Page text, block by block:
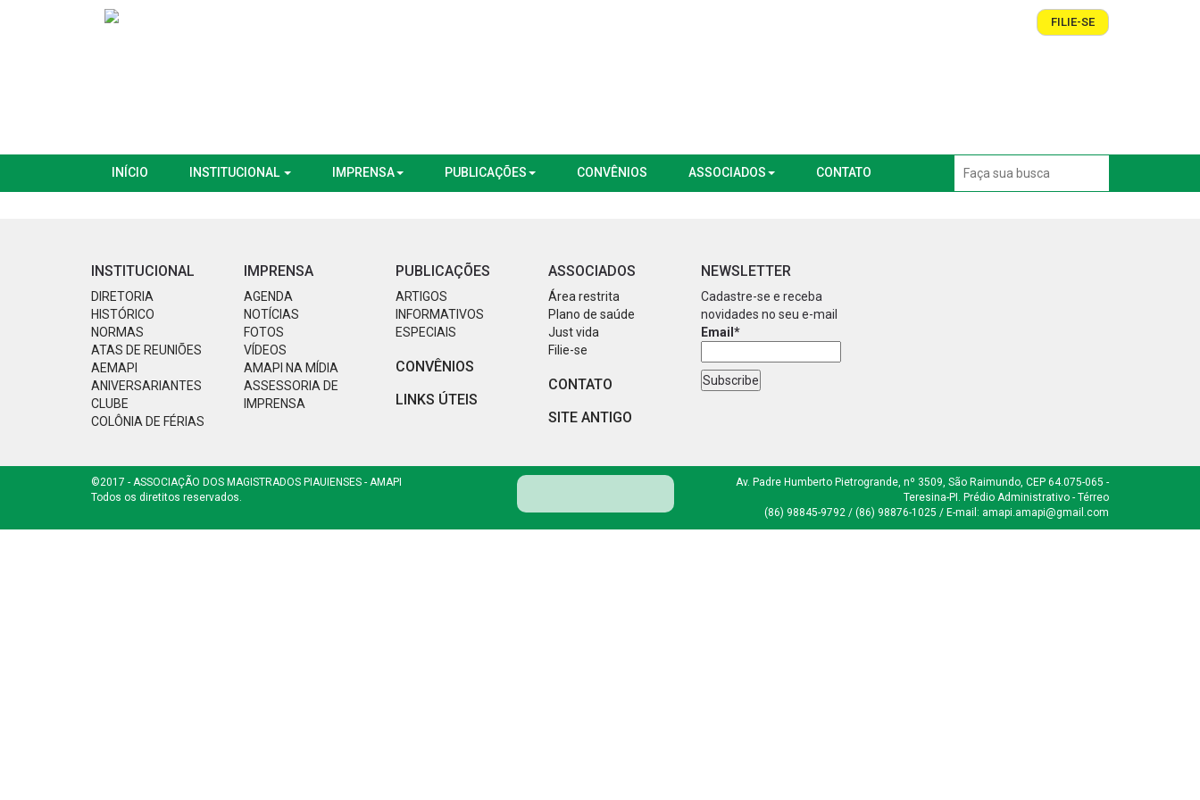
FILIE-SE
INÍCIO INSTITUCIONAL IMPRENSA PUBLICAÇÕES CONVÊNIOS ASSOCIADOS CONTATO
INSTITUCIONAL
DIRETORIA
HISTÓRICO
NORMAS
ATAS DE REUNIÕES
AEMAPI
ANIVERSARIANTES
CLUBE
COLÔNIA DE FÉRIAS
IMPRENSA
AGENDA
NOTÍCIAS
FOTOS
VÍDEOS
AMAPI NA MÍDIA
ASSESSORIA DE
IMPRENSA
PUBLICAÇÕES
ARTIGOS
INFORMATIVOS
ESPECIAIS
CONVÊNIOS
LINKS ÚTEIS
ASSOCIADOS
Área restrita
Plano de saúde
Just vida
Filie-se
CONTATO
SITE ANTIGO
NEWSLETTER
Cadastre-se e receba
novidades no seu e-mail
Email*
©2017 - ASSOCIAÇÃO DOS MAGISTRADOS PIAUIENSES - AMAPI
Todos os diretitos reservados.
Av. Padre Humberto Pietrogrande, nº 3509, São Raimundo, CEP 64.075-065 -
Teresina-PI. Prédio Administrativo - Térreo
(86) 98845-9792 / (86) 98876-1025 / E-mail: amapi.amapi@gmail.com